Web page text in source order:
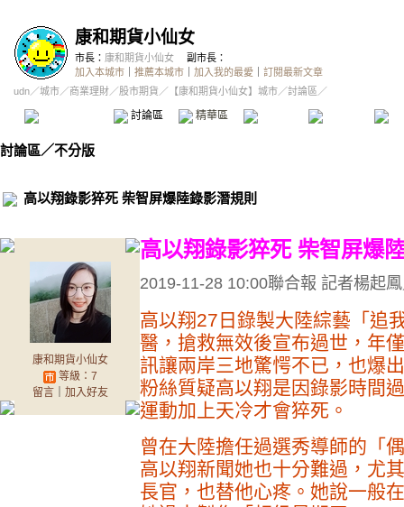
康和期貨小仙女
市長： 康和期貨小仙女
副市長：
加入本城市
推薦本城市 加入我的最愛
訂閱最新文章
udn／城市／商業理財／股市期貨 ／ 【康和期貨小仙女】城市／討論區／
討論區 精華區 投票區 影像館
討論區／不分版
高以翔錄影猝死 柴智屏爆陸錄影潛規則
康和期貨小仙女
等級：7
留言｜ 加入好友
高以翔錄影猝死 柴智屏爆
2019-11-28 10:00聯合報 記者楊起
高以翔27日錄製大陸綜藝「追
醫，搶救無效後宣布過世，年
訊讓兩岸三地驚愕不已，也爆
粉絲質疑高以翔是因錄影時間
運動加上天冷才會猝死。
曾在大陸擔任過選秀導師的「
高以翔新聞她也十分難過，尤
長官，也替他心疼。她說一般